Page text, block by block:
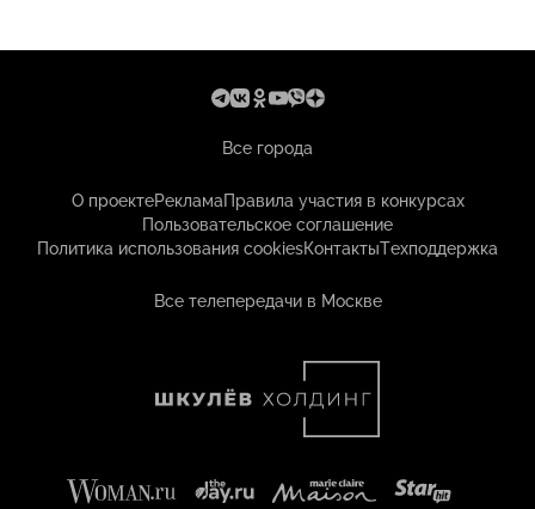
Все города
О проектеРекламаПравила участия в конкурсах
Пользовательское соглашение
Политика использования cookiesКонтактыТехподдержка
Все телепередачи в Москве